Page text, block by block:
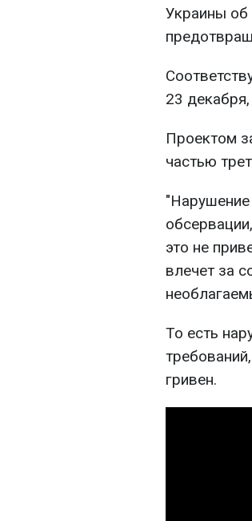
Украины об
23
Проектом
частью
это не
влечет за
То есть
гривен.